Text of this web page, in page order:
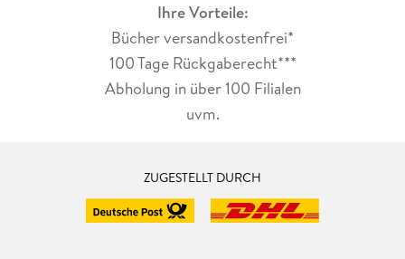
Ihre Vorteile:
Bücher versandkostenfrei*
100 Tage Rückgaberecht***
Abholung in über 100 Filialen
uvm.
ZUGESTELLT DURCH